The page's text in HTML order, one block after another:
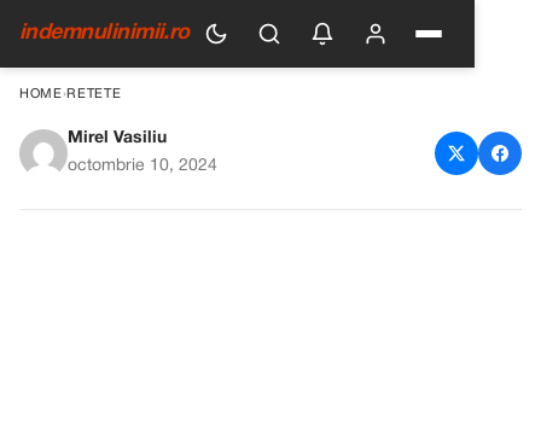
indemnulinimii.ro
HOME› RETETE
Rețeta clasică a aluatului
Mirel Vasiliu
octombrie 10, 2024